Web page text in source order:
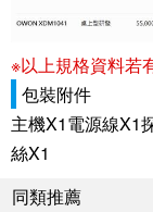
※以上規格資料若
包裝附件
主機X1電源線X1
絲X1
同類推薦